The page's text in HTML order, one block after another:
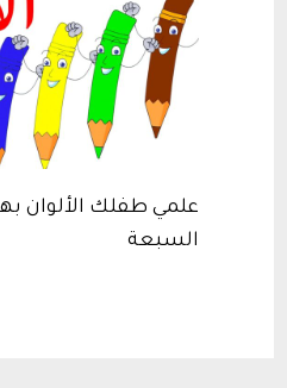
علمي طفلك الألوان
السبعة